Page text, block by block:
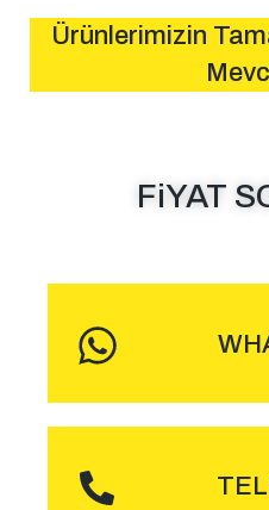
Ürünlerimizin
FiYAT